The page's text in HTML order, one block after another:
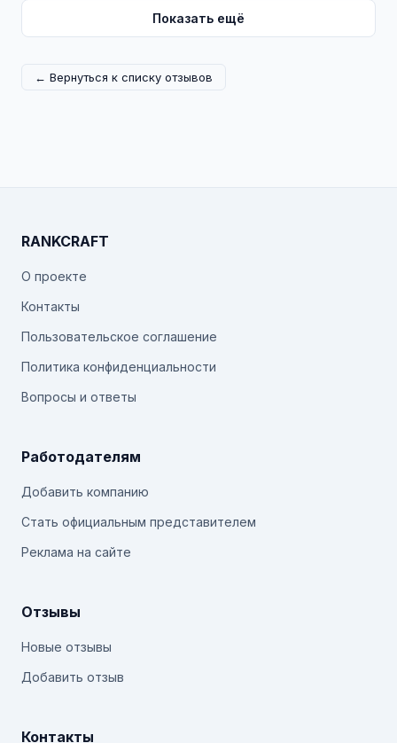
Показать ещё
← Вернуться к списку отзывов
RANKCRAFT
О проекте
Контакты
Пользовательское соглашение
Политика конфиденциальности
Вопросы и ответы
Работодателям
Добавить компанию
Стать официальным представителем
Реклама на сайте
Отзывы
Новые отзывы
Добавить отзыв
Контакты